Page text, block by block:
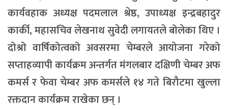
कार्यवहाक अध्यक्ष पदमलाल श्रेष्ठ, उपाध्यक्ष इन्द्रबहादुर
कार्की, महासचिव लेखनाथ सुवेदी लगायतले बोलेका थिए ।
दोश्रो वार्षिकोत्वको अवसरमा चेम्बरले आयोजना गरेको
सप्ताहव्यापी कार्यक्रम अन्तर्गत मंगलबार दक्षिणी चेम्बर अफ
कमर्स र फेवा चेम्बर अफ कमर्सले १४ गते बिरौटमा खुल्ला
रक्तदान कार्यक्रम राखेका छन् ।